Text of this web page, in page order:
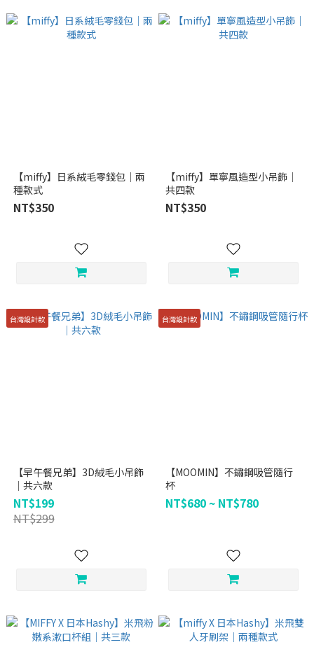
【miffy】日系絨毛零錢包｜兩
種款式
NT$350
【miffy】單寧風造型小吊飾｜
共四款
NT$350
台灣設計款
【早午餐兄弟】3D絨毛小吊飾
｜共六款
NT$199
NT$299
台灣設計款
【MOOMIN】不鏽鋼吸管隨行
杯
NT$680 ~ NT$780